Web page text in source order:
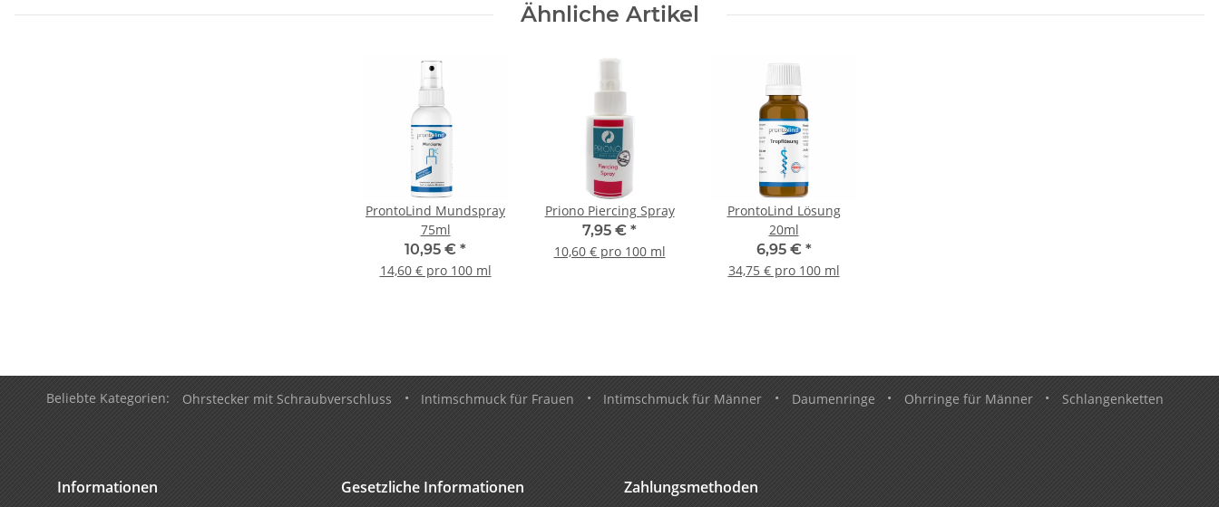
Ähnliche Artikel
ProntoLind Mundspray
75ml
10,95 € *
14,60 € pro 100 ml
Priono Piercing Spray
7,95 € *
10,60 € pro 100 ml
ProntoLind Lösung
20ml
6,95 € *
34,75 € pro 100 ml
Beliebte Kategorien: Ohrstecker mit Schraubverschluss • Intimschmuck für Frauen • Intimschmuck für Männer • Daumenringe • Ohrringe für Männer • Schlangenketten
Informationen Gesetzliche Informationen Zahlungsmethoden